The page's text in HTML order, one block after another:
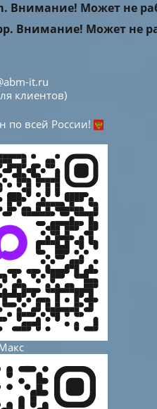
Внимание! Может не
Внимание! Может не
it.ru
клиентов)
по всей России!